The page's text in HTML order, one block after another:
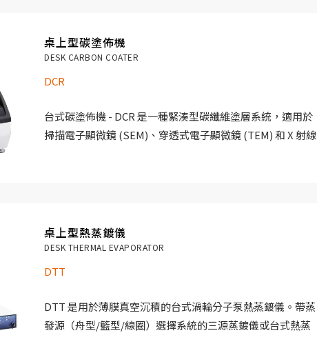
和金屬（氧化性和惰性）靶材。
濺射鍍膜機系統配備了一個自動調節匹配器，可將射頻濺射
過程中的反射功率降至最低。為了增加薄膜與基底的附著力
選）
桌上型碳塗佈機
DESK CARBON COATER
DCR
台式碳塗佈機 - DCR 是一種緊湊型碳纖維塗層系統，適用於
掃描電子顯微鏡 (SEM)、穿透式電子顯微鏡 (TEM) 和 X 射線
桌上型熱蒸鍍儀
DESK THERMAL EVAPORATOR
DTT
DTT 是用於薄膜真空沉積的台式渦輪分子泵熱蒸鍍儀。帶蒸
發源（舟型/籃型/線圈）選擇系統的三源蒸鍍儀或台式熱蒸